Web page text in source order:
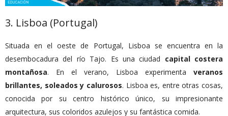
3. Lisboa (Portugal)
Situada en el oeste de Portugal, Lisboa se encuentra en la
desembocadura del río Tajo. Es una ciudad capital costera
montañosa. En el verano, Lisboa experimenta veranos
brillantes, soleados y calurosos. Lisboa es, entre otras cosas,
conocida por su centro histórico único, su impresionante
arquitectura, sus coloridos azulejos y su fantástica comida.